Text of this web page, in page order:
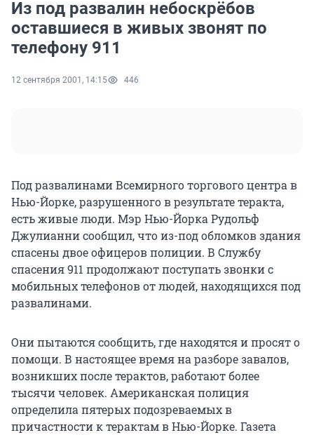
Из под развалин небоскрёбов
оставшиеся в живых звонят по
телефону 911
12 сентября 2001, 14:15 446
Под развалинами Всемирного торгового центра в
Нью-Йорке, разрушенного в результате теракта,
есть живые люди. Мэр Нью-Йорка Рудольф
Джулианни сообщил, что из-под обломков здания
спасены двое офицеров полиции. В Службу
спасения 911 продолжают поступать звонки с
мобильных телефонов от людей, находящихся под
развалинами.
Они пытаются сообщить, где находятся и просят о
помощи. В настоящее время на разборе завалов,
возникших после терактов, работают более
тысячи человек. Американская полиция
определила пятерых подозреваемых в
причастности к терактам в Нью-Йорке. Газета